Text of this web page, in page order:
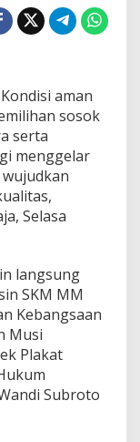
aman
sosok
serta
menggelar
Selasa
langsung
SKM MM
Kebangsaan
Musi
Plakat
Subroto